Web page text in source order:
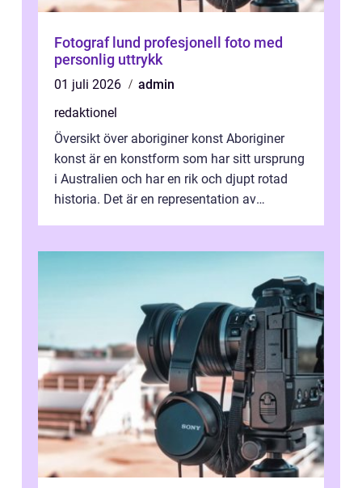
Fotograf lund profesjonell foto med
personlig uttrykk
01 juli 2026
admin
redaktionel
Översikt över aboriginer konst Aboriginer
konst är en konstform som har sitt ursprung
i Australien och har en rik och djupt rotad
historia. Det är en representation av